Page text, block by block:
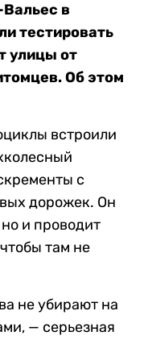
в
тестировать
улицы от
Об этом
встроили
с
дорожек. Он
и проводит
там не
не убирают на
— серьезная